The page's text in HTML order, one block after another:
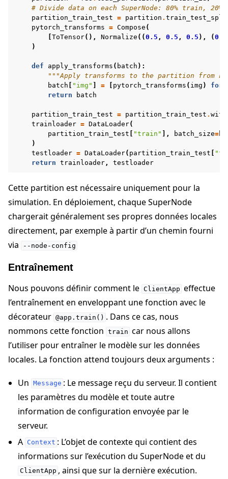
# Divide data on each SuperNode: 80% train,
partition_train_test = partition .
pytorch_transforms = Compose (
ToTensor(), Normalize ((0.5 , 0.5 , 0.5 ), (0.5
)
def apply_transforms ( batch ):
"""Apply transforms to the partition from
batch
"img" = pytorch_transforms ( img ) for
return
batch
partition_train_test = partition_train_test .
trainloader = DataLoader(
partition_train_test
"train" ], batch_size=
)
testloader = DataLoader( partition_train_test
return trainloader , testloader
Cette partition est nécessaire uniquement pour la
simulation. En déploiement, chaque SuperNode
chargerait généralement ses propres données locales
directement, par exemple à partir d’un chemin fourni
via
--node-config
Entraînement
Nous pouvons définir comment le ClientApp effectue
l’entraînement en enveloppant une fonction avec le
décorateur @app.train() . Dans ce cas, nous
nommons cette fonction train car nous allons
l’utiliser pour entraîner le modèle sur les données
locales. La fonction attend toujours deux arguments :
Un Message : Le message reçu du serveur. Il contient
les paramètres du modèle et toute autre
information de configuration envoyée par le
serveur.
A Context : L’objet de contexte qui contient des
informations sur l’exécution du SuperNode et du
ClientApp , ainsi que sur la dernière exécution.